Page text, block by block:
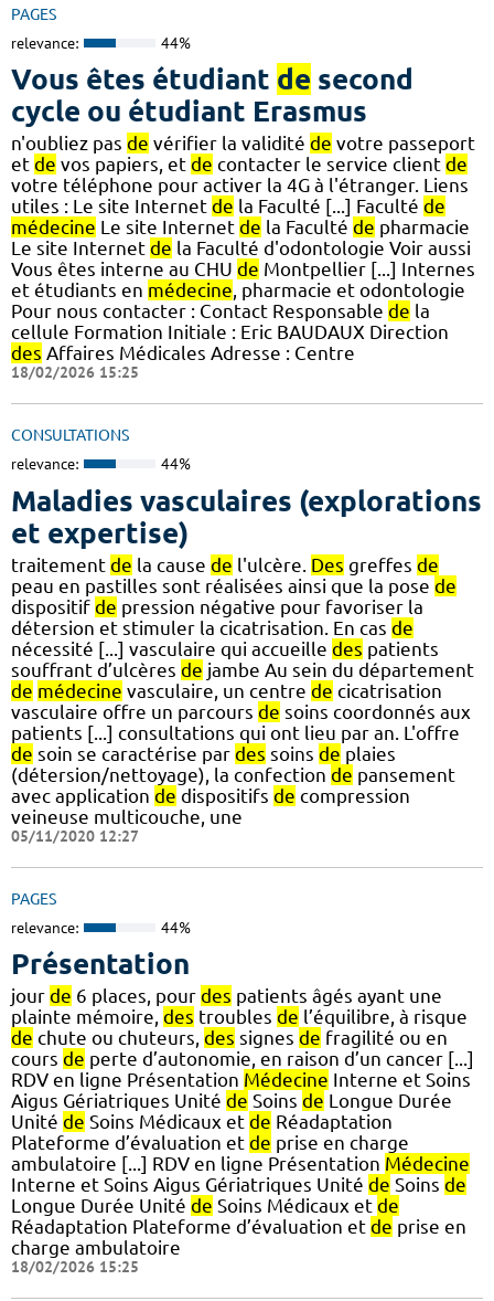
PAGES
relevance: 44%
Vous êtes étudiant de second
cycle ou étudiant Erasmus
n'oubliez pas de vérifier la validité de votre passeport
et de vos papiers, et de contacter le service client de
votre téléphone pour activer la 4G à l'étranger. Liens
utiles : Le site Internet de la Faculté [...] Faculté de
médecine Le site Internet de la Faculté de pharmacie
Le site Internet de la Faculté d'odontologie Voir aussi
Vous êtes interne au CHU de Montpellier [...] Internes
et étudiants en médecine, pharmacie et odontologie
Pour nous contacter : Contact Responsable de la
cellule Formation Initiale : Eric BAUDAUX Direction
des Affaires Médicales Adresse : Centre
18/02/2026 15:25
CONSULTATIONS
relevance: 44%
Maladies vasculaires (explorations
et expertise)
traitement de la cause de l'ulcère. Des greffes de
peau en pastilles sont réalisées ainsi que la pose de
dispositif de pression négative pour favoriser la
détersion et stimuler la cicatrisation. En cas de
nécessité [...] vasculaire qui accueille des patients
souffrant d’ulcères de jambe Au sein du département
de médecine vasculaire, un centre de cicatrisation
vasculaire offre un parcours de soins coordonnés aux
patients [...] consultations qui ont lieu par an. L'offre
de soin se caractérise par des soins de plaies
(détersion/nettoyage), la confection de pansement
avec application de dispositifs de compression
veineuse multicouche, une
05/11/2020 12:27
PAGES
relevance: 44%
Présentation
jour de 6 places, pour des patients âgés ayant une
plainte mémoire, des troubles de l’équilibre, à risque
de chute ou chuteurs, des signes de fragilité ou en
cours de perte d’autonomie, en raison d’un cancer [...]
RDV en ligne Présentation Médecine Interne et Soins
Aigus Gériatriques Unité de Soins de Longue Durée
Unité de Soins Médicaux et de Réadaptation
Plateforme d’évaluation et de prise en charge
ambulatoire [...] RDV en ligne Présentation Médecine
Interne et Soins Aigus Gériatriques Unité de Soins de
Longue Durée Unité de Soins Médicaux et de
Réadaptation Plateforme d’évaluation et de prise en
charge ambulatoire
18/02/2026 15:25